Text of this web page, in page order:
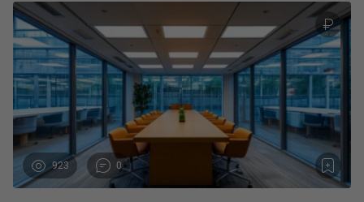
923 0